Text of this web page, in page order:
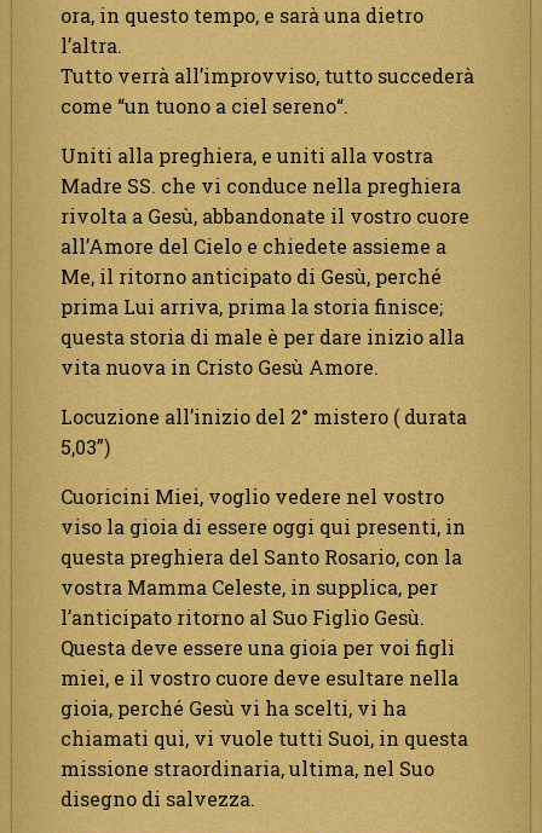
ora, in questo tempo, e sarà una dietro
l’altra.
Tutto verrà all’improvviso, tutto succederà
come “un tuono a ciel sereno“.
Uniti alla preghiera, e uniti alla vostra
Madre SS. che vi conduce nella preghiera
rivolta a Gesù, abbandonate il vostro cuore
all’Amore del Cielo e chiedete assieme a
Me, il ritorno anticipato di Gesù, perché
prima Lui arriva, prima la storia finisce;
questa storia di male è per dare inizio alla
vita nuova in Cristo Gesù Amore.
Locuzione all’inizio del 2° mistero ( durata
5,03”)
Cuoricini Miei, voglio vedere nel vostro
viso la gioia di essere oggi qui presenti, in
questa preghiera del Santo Rosario, con la
vostra Mamma Celeste, in supplica, per
l’anticipato ritorno al Suo Figlio Gesù.
Questa deve essere una gioia per voi figli
miei, e il vostro cuore deve esultare nella
gioia, perché Gesù vi ha scelti, vi ha
chiamati qui, vi vuole tutti Suoi, in questa
missione straordinaria, ultima, nel Suo
disegno di salvezza.